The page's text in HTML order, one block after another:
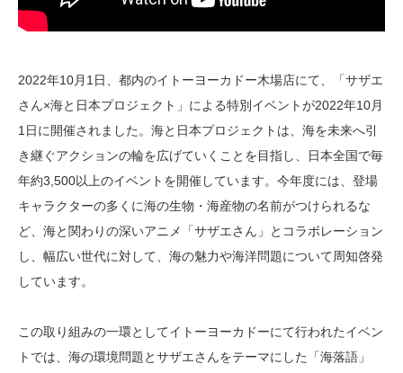
2022年10月1日、都内のイトーヨーカドー木場店にて、「サザエ
さん×海と日本プロジェクト」による特別イベントが2022年10月
1日に開催されました。海と日本プロジェクトは、海を未来へ引
き継ぐアクションの輪を広げていくことを目指し、日本全国で毎
年約3,500以上のイベントを開催しています。今年度には、登場
キャラクターの多くに海の生物・海産物の名前がつけられるな
ど、海と関わりの深いアニメ「サザエさん」とコラボレーション
し、幅広い世代に対して、海の魅力や海洋問題について周知啓発
しています。
この取り組みの一環としてイトーヨーカドーにて行われたイベン
トでは、海の環境問題とサザエさんをテーマにした「海落語」